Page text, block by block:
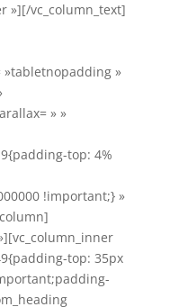
»][/vc_column_text]
»tabletnopadding »
» »
top: 4%
!important;} »
top: 35px